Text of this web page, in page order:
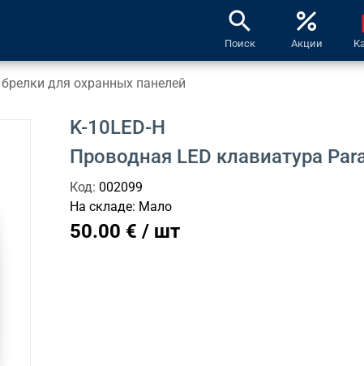
search
Поиск
percent
Акции
для охранных панелей
K-10LED-H
Проводная LED клавиатура
Код: 002099
На складе: Мало
50.00 € / шт